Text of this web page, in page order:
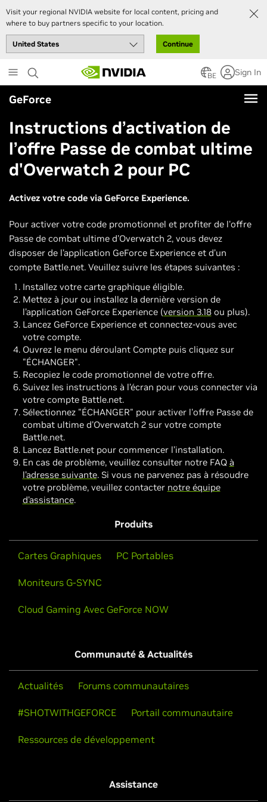
Visit your regional NVIDIA website for local content, pricing and
where to buy partners specific to your location.
Continue
to
main
content
BE Sign In
GeForce
Instructions d’activation de
l’offre Passe de combat ultime
d'Overwatch 2 pour PC
Activez votre code via GeForce Experience.
Pour activer votre code promotionnel et profiter de l'offre
Passe de combat ultime d'Overwatch 2, vous devez
disposer de l’application GeForce Experience et d’un
compte Battle.net. Veuillez suivre les étapes suivantes :
Installez votre carte graphique éligible.
Mettez à jour ou installez la dernière version de
l’application GeForce Experience (version 3.18ou plus).
Lancez GeForce Experience et connectez-vous avec
votre compte.
Ouvrez le menu déroulant Compte puis cliquez sur
"ÉCHANGER".
Recopiez le code promotionnel de votre offre.
Suivez les instructions à l’écran pour vous connecter via
votre compte Battle.net.
Sélectionnez "ÉCHANGER" pour activer l'offre Passe de
combat ultime d'Overwatch 2 sur votre compte
Battle.net.
Lancez Battle.net pour commencer l’installation.
En cas de problème, veuillez consulter notre FAQ à
l’adresse suivante. Si vous ne parvenez pas à résoudre
votre problème, veuillez contacter notre équipe
d’assistance.
Produits
Cartes Graphiques PC Portables
Moniteurs G-SYNC
Cloud Gaming Avec GeForce NOW
Communauté & Actualités
Actualités Forums communautaires
#SHOTWITHGEFORCE Portail communautaire
Ressources de développement
Assistance